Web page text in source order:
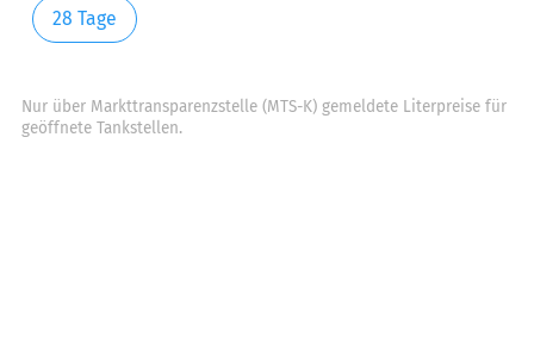
28 Tage
Nur über Markttransparenzstelle (MTS-K) gemeldete Literpreise für
geöffnete Tankstellen.